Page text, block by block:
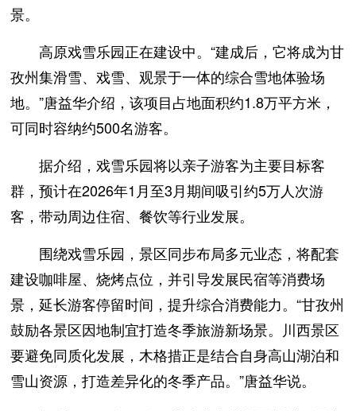
景。
高原戏雪乐园正在建设中。“建成后，它将成为甘
孜州集滑雪、戏雪、观景于一体的综合雪地体验场
地。”唐益华介绍，该项目占地面积约1.8万平方米，
可同时容纳约500名游客。
据介绍，戏雪乐园将以亲子游客为主要目标客
群，预计在2026年1月至3月期间吸引约5万人次游
客，带动周边住宿、餐饮等行业发展。
围绕戏雪乐园，景区同步布局多元业态，将配套
建设咖啡屋、烧烤点位，并引导发展民宿等消费场
景，延长游客停留时间，提升综合消费能力。“甘孜州
鼓励各景区因地制宜打造冬季旅游新场景。川西景区
要避免同质化发展，木格措正是结合自身高山湖泊和
雪山资源，打造差异化的冬季产品。”唐益华说。